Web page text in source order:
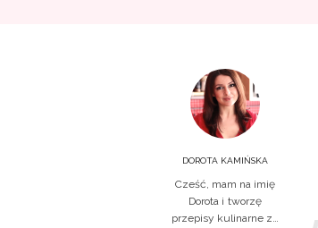
DOROTA KAMIŃSKA
Cześć, mam na imię
Dorota i tworzę
przepisy kulinarne z…